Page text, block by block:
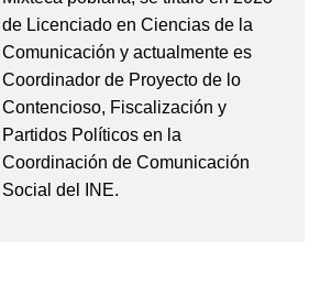
de Licenciado en Ciencias de la
Comunicación y actualmente es
Coordinador de Proyecto de lo
Contencioso, Fiscalización y
Partidos Políticos en la
Coordinación de Comunicación
Social del INE.